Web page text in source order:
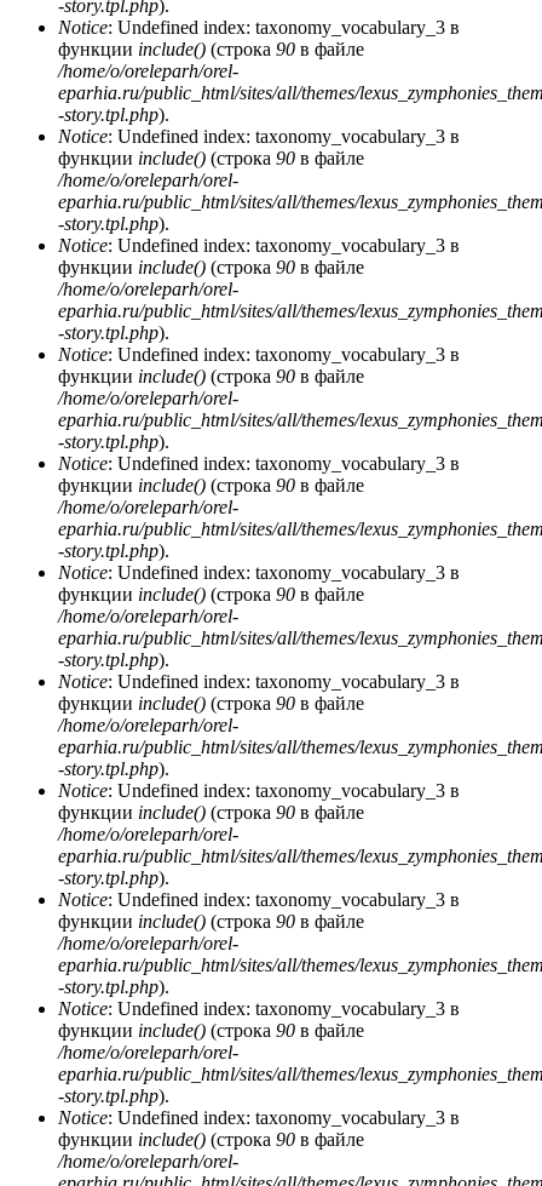
-story.tpl.php).
Notice: Undefined index: taxonomy_vocabulary_3 в
функции include() (строка 90 в файле
/home/o/oreleparh/orel-
eparhia.ru/public_html/sites/all/themes/
-story.tpl.php).
Notice: Undefined index: taxonomy_vocabulary_3 в
функции include() (строка 90 в файле
/home/o/oreleparh/orel-
eparhia.ru/public_html/sites/all/themes/
-story.tpl.php).
Notice: Undefined index: taxonomy_vocabulary_3 в
функции include() (строка 90 в файле
/home/o/oreleparh/orel-
eparhia.ru/public_html/sites/all/themes/
-story.tpl.php).
Notice: Undefined index: taxonomy_vocabulary_3 в
функции include() (строка 90 в файле
/home/o/oreleparh/orel-
eparhia.ru/public_html/sites/all/themes/
-story.tpl.php).
Notice: Undefined index: taxonomy_vocabulary_3 в
функции include() (строка 90 в файле
/home/o/oreleparh/orel-
eparhia.ru/public_html/sites/all/themes/
-story.tpl.php).
Notice: Undefined index: taxonomy_vocabulary_3 в
функции include() (строка 90 в файле
/home/o/oreleparh/orel-
eparhia.ru/public_html/sites/all/themes/
-story.tpl.php).
Notice: Undefined index: taxonomy_vocabulary_3 в
функции include() (строка 90 в файле
/home/o/oreleparh/orel-
eparhia.ru/public_html/sites/all/themes/
-story.tpl.php).
Notice: Undefined index: taxonomy_vocabulary_3 в
функции include() (строка 90 в файле
/home/o/oreleparh/orel-
eparhia.ru/public_html/sites/all/themes/
-story.tpl.php).
Notice: Undefined index: taxonomy_vocabulary_3 в
функции include() (строка 90 в файле
/home/o/oreleparh/orel-
eparhia.ru/public_html/sites/all/themes/
-story.tpl.php).
Notice: Undefined index: taxonomy_vocabulary_3 в
функции include() (строка 90 в файле
/home/o/oreleparh/orel-
eparhia.ru/public_html/sites/all/themes/
-story.tpl.php).
Notice: Undefined index: taxonomy_vocabulary_3 в
функции include() (строка 90 в файле
/home/o/oreleparh/orel-